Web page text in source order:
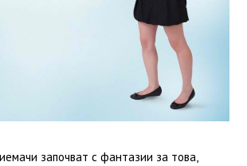
започват с фантазии за това,